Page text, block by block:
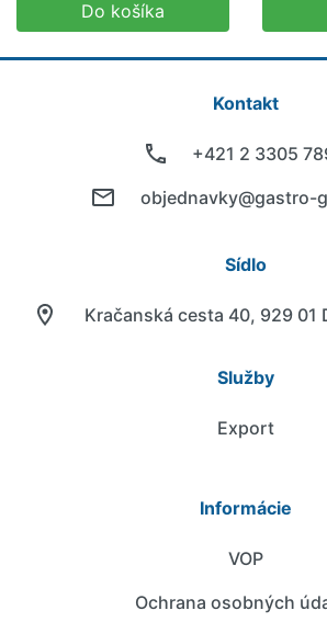
Do košíka
Kontakt
+421 2 3305
objednavky@gastro-
Sídlo
Kračanská cesta 40, 929 01
Služby
Export
Informácie
VOP
Ochrana osobných